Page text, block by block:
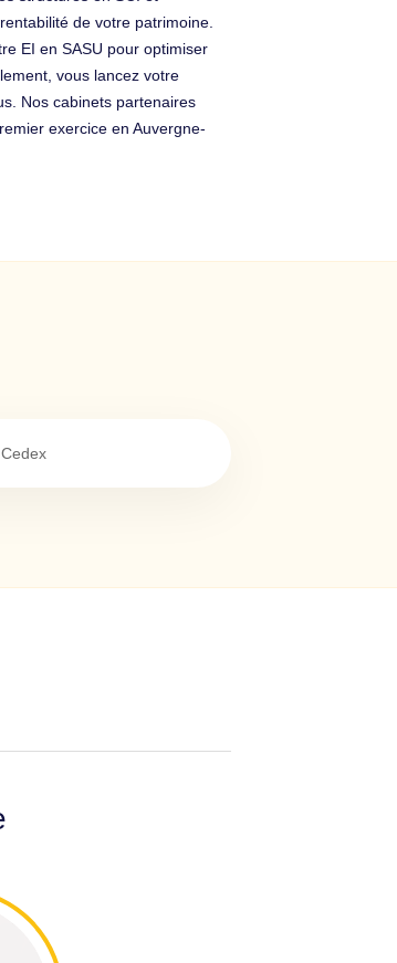
de votre patrimoine.
EI en SASU pour optimiser
vous lancez votre
Nos cabinets partenaires
exercice en Auvergne-